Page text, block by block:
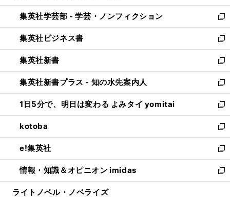
開
く
ウ
で
開
く
ン
ド
ウ
で
開
く
ウ
ィ
ン
ド
ウ
で
開
く
集英社学芸部 - 学芸・ノンフィクション
新
し
い
ウ
ィ
ン
ド
ウ
で
開
く
集英社ビジネス書
新
し
い
ウ
ィ
ン
ド
ウ
で
開
く
集英社新書
新
し
い
ウ
ィ
ン
ド
ウ
で
開
く
集英社新書プラス - 知の水先案内人
新
し
い
ウ
ィ
ン
ド
ウ
で
開
1日5分で、明日は変わる よみタイ yomitai
新
し
い
ウ
ィ
ン
ド
ウ
kotoba
新
し
い
ウ
ィ
ン
e!集英社
新
し
い
ウ
情報・知識＆オピニオン imidas
新
し
ライトノベル・ノベライズ